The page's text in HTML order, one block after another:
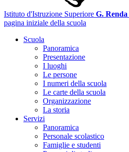
Istituto d'Istruzione Superiore G. Renda
pagina iniziale della scuola
Scuola
Panoramica
Presentazione
I luoghi
Le persone
I numeri della scuola
Le carte della scuola
Organizzazione
La storia
Servizi
Panoramica
Personale scolastico
Famiglie e studenti